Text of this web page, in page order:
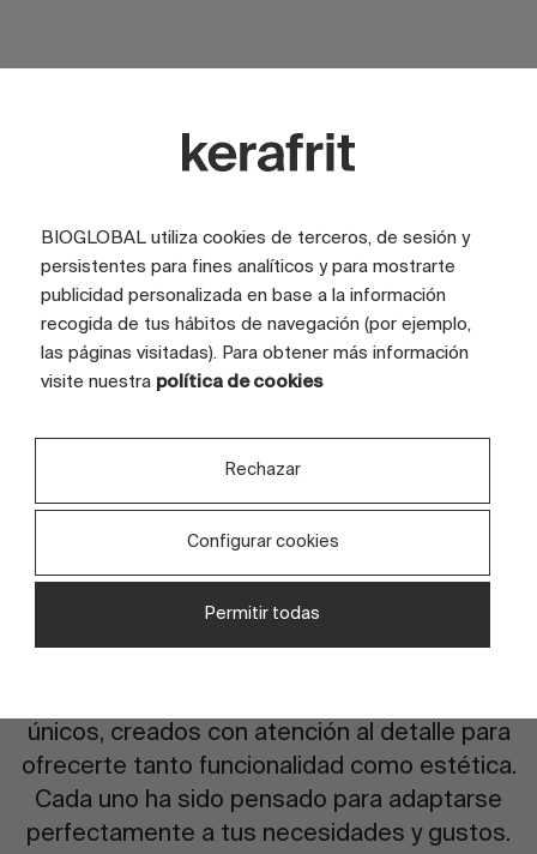
COLOR Negro
100x100
TAMAÑO TOTAL GRÁFICA (CM) 300x200
CARAS
¿Te interesa este diseño?
únicos, creados con atención al detalle para
ofrecerte tanto funcionalidad como estética.
Cada uno ha sido pensado para adaptarse
perfectamente a tus necesidades y gustos.
BIOGLOBAL utiliza cookies de terceros, de sesión y
persistentes para fines analíticos y para mostrarte
publicidad personalizada en base a la información
recogida de tus hábitos de navegación (por ejemplo,
las páginas visitadas). Para obtener más información
visite nuestra política de cookies
Rechazar
Configurar cookies
Permitir todas